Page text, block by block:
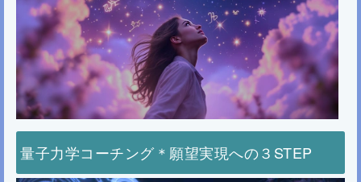
量子力学コーチング＊願望実現への３STEP